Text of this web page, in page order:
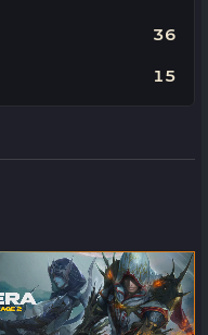
36
15